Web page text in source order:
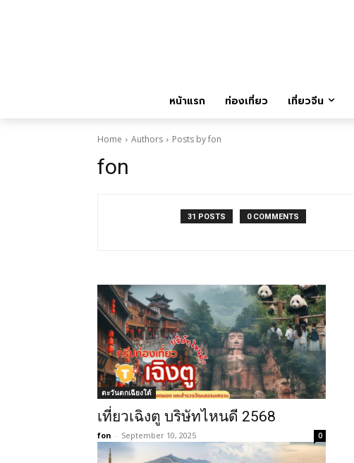
หน้าแรก ท่องเที่ยว เที่ยวจีน
Home Authors Posts by fon
fon
31 POSTS 0 COMMENTS
ตะวันตกเฉียงใต้
เที่ยวเฉิงตู บริษัทไหนดี 2568
fon - September 10, 2025 0